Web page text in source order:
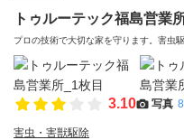
トゥルーテック福島営業
プロの技術で大切な家を守ります。害虫
3.10 写真
害虫・害獣駆除